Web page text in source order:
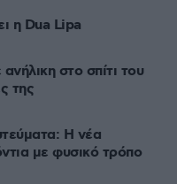
η Dua Lipa
στο σπίτι του
της
Η νέα
με φυσικό τρόπο